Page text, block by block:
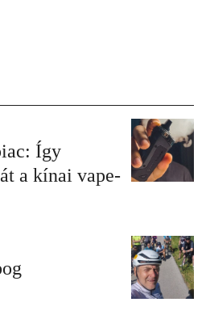
Így
a kínai vape-